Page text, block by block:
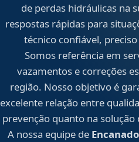
de perdas hidráulicas na
respostas rápidas para
técnico confiável,
Somos referência em
vazamentos e correções
região. Nosso objetivo é
excelente relação entre
prevenção quanto na
A nossa equipe de